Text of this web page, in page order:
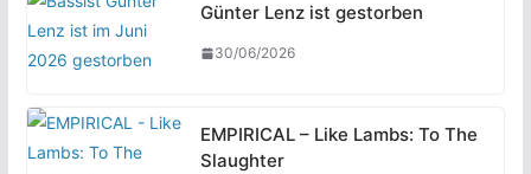
Günter Lenz ist gestorben
30/06/2026
EMPIRICAL – Like Lambs: To The
Slaughter